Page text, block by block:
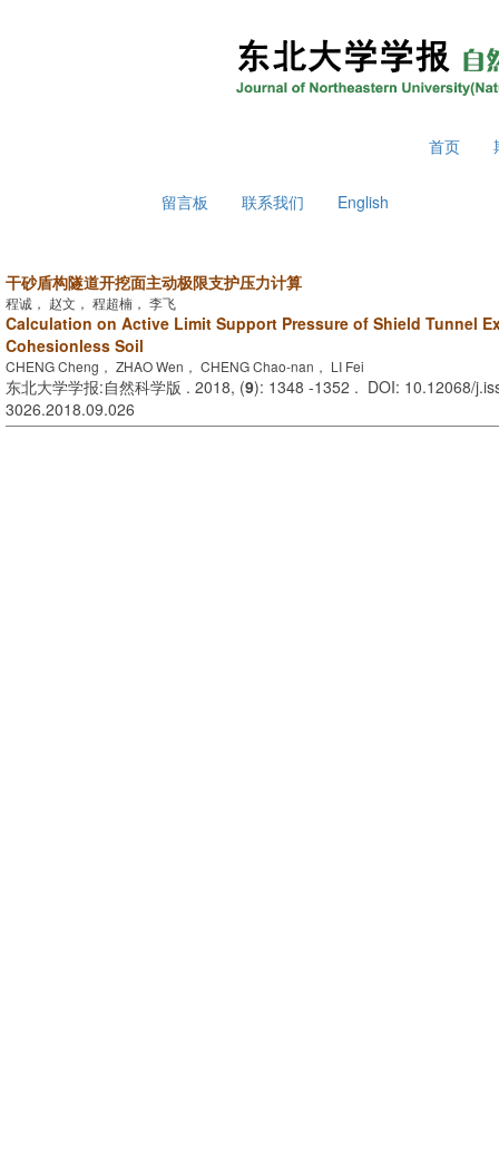
首页
留言板 联系我们 English
干砂盾构隧道开挖面主动极限支护压力计算
程诚， 赵文， 程超楠， 李飞
Calculation on Active Limit Support Pressure of Shield Tunnel
Cohesionless Soil
CHENG Cheng， ZHAO Wen， CHENG Chao-nan， LI Fei
东北大学学报:自然科学版 . 2018, (9): 1348 -1352 . DOI: 10.12068/
3026.2018.09.026